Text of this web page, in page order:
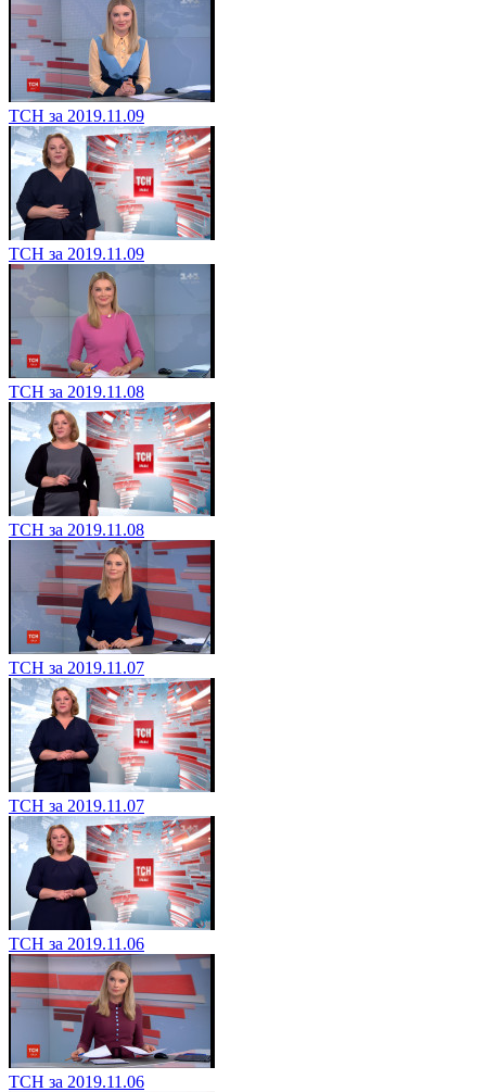
ТСН за 2019.11.09
ТСН за 2019.11.09
ТСН за 2019.11.08
ТСН за 2019.11.08
ТСН за 2019.11.07
ТСН за 2019.11.07
ТСН за 2019.11.06
ТСН за 2019.11.06